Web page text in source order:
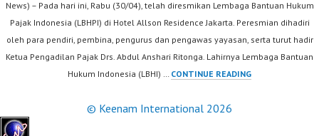
News) – Pada hari ini, Rabu (30/04), telah diresmikan Lembaga Bantuan Hukum
Pajak Indonesia (LBHPI) di Hotel Allson Residence Jakarta. Peresmian dihadiri
oleh para pendiri, pembina, pengurus dan pengawas yayasan, serta turut hadir
Ketua Pengadilan Pajak Drs. Abdul Anshari Ritonga. Lahirnya Lembaga Bantuan
Hukum Indonesia (LBHI) … CONTINUE READINGLEMBAGA
© Keenam International 2026